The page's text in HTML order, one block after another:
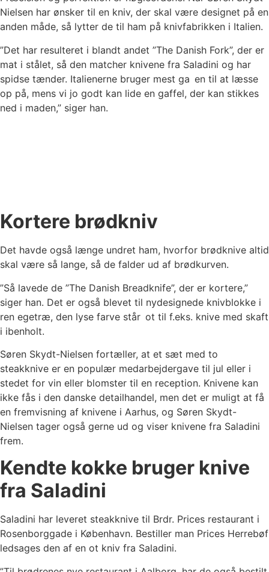
Nielsen har ønsker til en kniv, der skal være designet på en
anden måde, så lytter de til ham på knivfabrikken i Italien.
”Det har resulteret i blandt andet ”The Danish Fork”, der er
mat i stålet, så den matcher knivene fra Saladini og har
spidse tænder. Italienerne bruger mest ga en til at læsse
op på, mens vi jo godt kan lide en gaffel, der kan stikkes
ned i maden,” siger han.
Kortere brødkniv
Det havde også længe undret ham, hvorfor brødknive altid
skal være så lange, så de falder ud af brødkurven.
”Så lavede de ”The Danish Breadknife”, der er kortere,”
siger han. Det er også blevet til nydesignede knivblokke i
ren egetræ, den lyse farve står ot til f.eks. knive med skaft
i ibenholt.
Søren Skydt-Nielsen fortæller, at et sæt med to
steakknive er en populær medarbejdergave til jul eller i
stedet for vin eller blomster til en reception. Knivene kan
ikke fås i den danske detailhandel, men det er muligt at få
en fremvisning af knivene i Aarhus, og Søren Skydt-
Nielsen tager også gerne ud og viser knivene fra Saladini
frem.
Kendte kokke bruger knive
fra Saladini
Saladini har leveret steakknive til Brdr. Prices restaurant i
Rosenborggade i København. Bestiller man Prices Herrebøf
ledsages den af en ot kniv fra Saladini.